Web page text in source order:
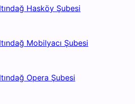
Hasköy Şubesi
Mobilyacı Şubesi
Opera Şubesi